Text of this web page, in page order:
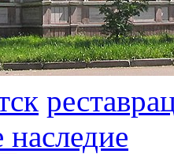
наследие